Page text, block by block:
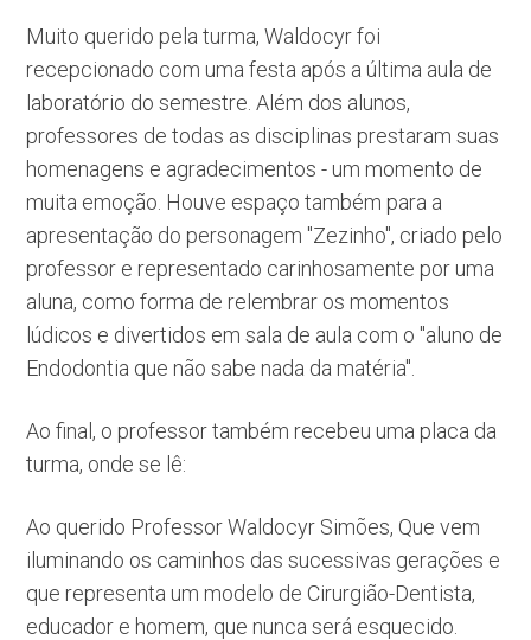
Muito querido pela turma, Waldocyr foi
recepcionado com uma festa após a última aula de
laboratório do semestre. Além dos alunos,
professores de todas as disciplinas prestaram suas
homenagens e agradecimentos - um momento de
muita emoção. Houve espaço também para a
apresentação do personagem "Zezinho", criado pelo
professor e representado carinhosamente por uma
aluna, como forma de relembrar os momentos
lúdicos e divertidos em sala de aula com o "aluno de
Endodontia que não sabe nada da matéria".
Ao final, o professor também recebeu uma placa da
turma, onde se lê:
Ao querido Professor Waldocyr Simões, Que vem
iluminando os caminhos das sucessivas gerações e
que representa um modelo de Cirurgião-Dentista,
educador e homem, que nunca será esquecido.